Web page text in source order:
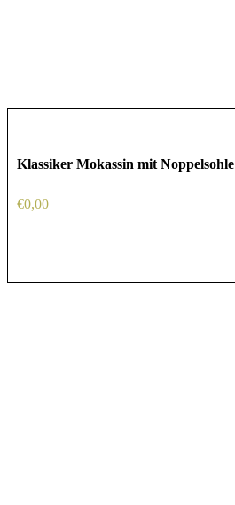
Klassiker Mokassin mit Noppelsohle
€0,00